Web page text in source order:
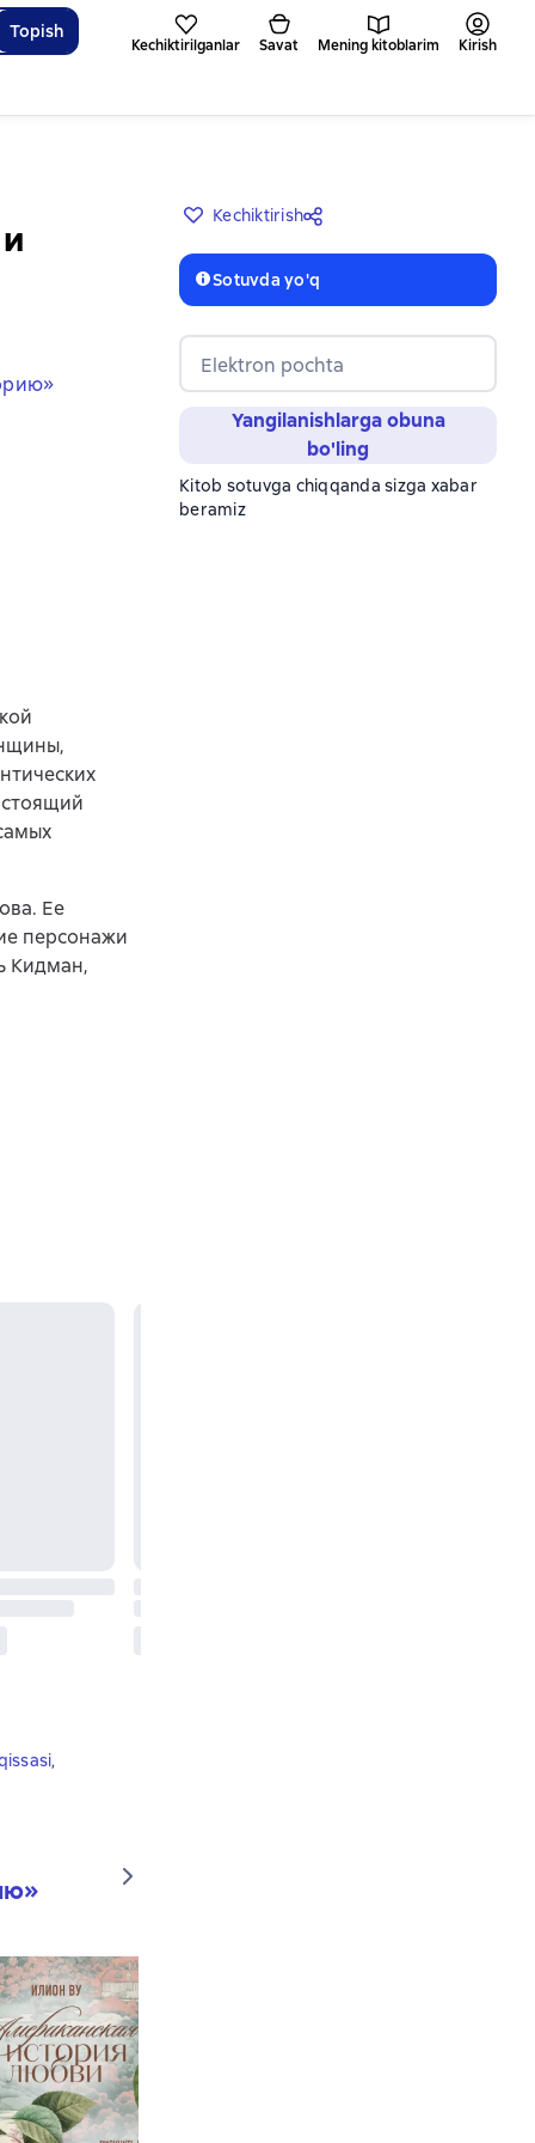
Topish
Kechiktirilganlar Savat Mening kitoblarim Kirish
Kechiktirish
Sotuvda yo'q
Elektron pochta
Yangilanishlarga obuna
bo'ling
Kitob sotuvga chiqqanda sizga xabar
beramiz
Ее
персонажи
Кидман,
,
»